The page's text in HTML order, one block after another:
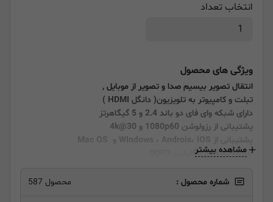
انتخاب تعداد
ویژگی های محصول
انتقال تصویر بیسیم صدا و تصویر از موبایل ,
تبلت و کامپیوتر به تلویزیون( دانگل HDMI )
دارای شبکه وای فای دو باند 2.4 و 5 گیگاهرتز
پشتیبانی از رزولوشن 1080p60 و 4k@30
حافظه رم 256 مگابایت DDR3
مشاهده بیشتر
شماره محصول : محصول 587